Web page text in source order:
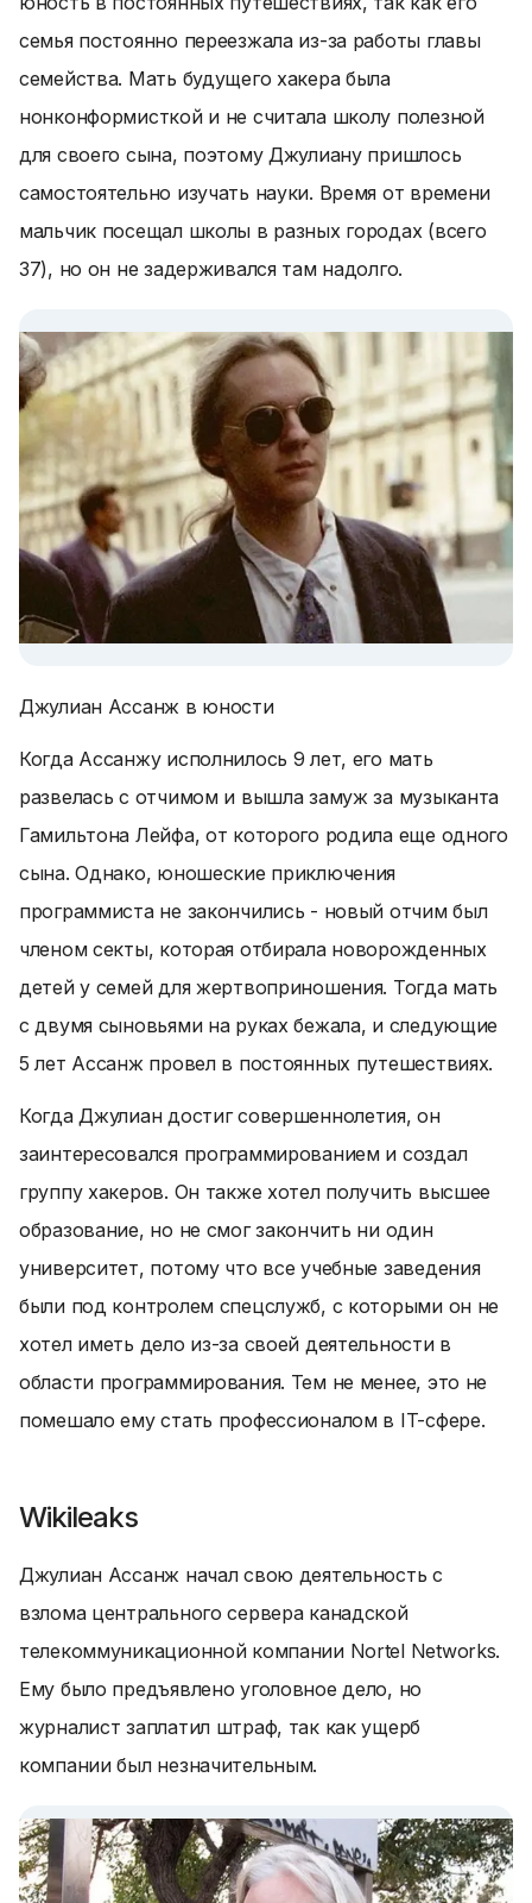
семья постоянно переезжала из-за работы главы
семейства. Мать будущего хакера была
нонконформисткой и не считала школу полезной
для своего сына, поэтому Джулиану пришлось
самостоятельно изучать науки. Время от времени
мальчик посещал школы в разных городах (всего
37), но он не задерживался там надолго.
Джулиан Ассанж в юности
Когда Ассанжу исполнилось 9 лет, его мать
развелась с отчимом и вышла замуж за музыканта
Гамильтона Лейфа, от которого родила еще одного
сына. Однако, юношеские приключения
программиста не закончились - новый отчим был
членом секты, которая отбирала новорожденных
детей у семей для жертвоприношения. Тогда мать
с двумя сыновьями на руках бежала, и следующие
5 лет Ассанж провел в постоянных путешествиях.
Когда Джулиан достиг совершеннолетия, он
заинтересовался программированием и создал
группу хакеров. Он также хотел получить высшее
образование, но не смог закончить ни один
университет, потому что все учебные заведения
были под контролем спецслужб, с которыми он не
хотел иметь дело из-за своей деятельности в
области программирования. Тем не менее, это не
помешало ему стать профессионалом в IT-сфере.
Wikileaks
Джулиан Ассанж начал свою деятельность с
взлома центрального сервера канадской
телекоммуникационной компании Nortel Networks.
Ему было предъявлено уголовное дело, но
журналист заплатил штраф, так как ущерб
компании был незначительным.